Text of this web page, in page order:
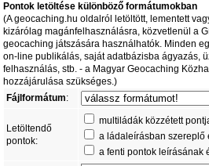
Pontok letöltése különböző formátumokban
(A geocaching.hu oldalról letöltött, lementett
kizárólag magánfelhasználásra, közvetlenül a
geocaching játszására használhatók. Minden
on-line publikálás, saját adatbázisba ágyazás,
felhasználás, stb. - a Magyar Geocaching
hozzájárulása szükséges.)
Fájlformátum:
Letöltendő
pontok:
multiládák közzétett
a ládaleírásban szereplő
a fenti pontok leírásának